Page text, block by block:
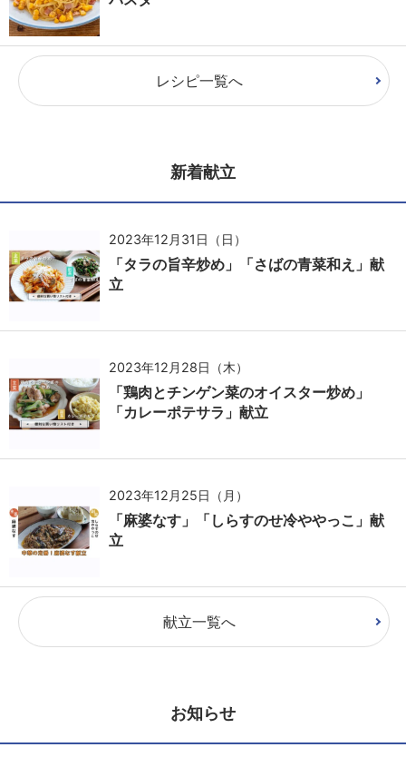
レシピ一覧へ
新着献立
2023年12月31日（日）
「タラの旨辛炒め」「さばの青菜和え」献
立
2023年12月28日（木）
「鶏肉とチンゲン菜のオイスター炒め」
「カレーポテサラ」献立
2023年12月25日（月）
「麻婆なす」「しらすのせ冷ややっこ」献
立
献立一覧へ
お知らせ